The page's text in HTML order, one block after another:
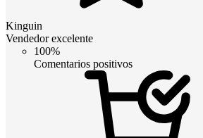
Kinguin
Vendedor excelente
100%
Comentarios positivos